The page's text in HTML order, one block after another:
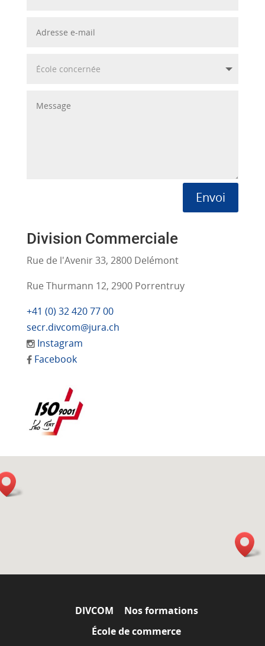
Envoi
Division Commerciale
Rue de l'Avenir 33, 2800 Delémont
Rue Thurmann 12, 2900 Porrentruy
+41 (0) 32 420 77 00
secr.divcom@jura.ch
Instagram
Facebook
DIVCOM
Nos formations
École de commerce